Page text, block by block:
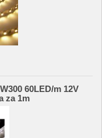
60LED/m 12V
za 1m